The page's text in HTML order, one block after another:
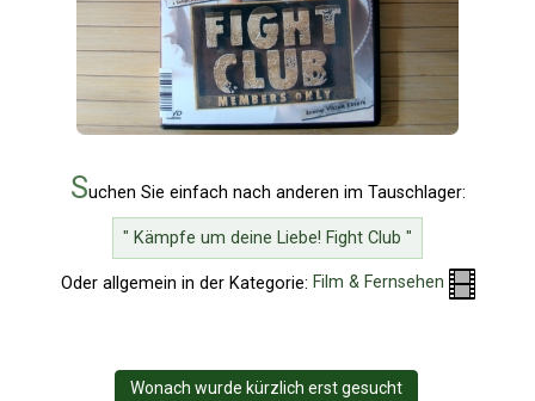
Suchen Sie einfach nach anderen im Tauschlager:
" Kämpfe um deine Liebe! Fight Club "
Oder allgemein in der Kategorie: Film & Fernsehen
Wonach wurde kürzlich erst gesucht